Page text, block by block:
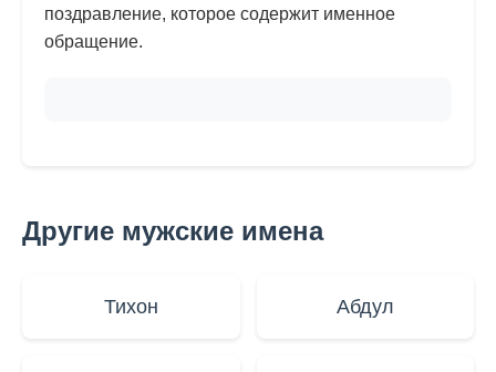
поздравление, которое содержит именное
обращение.
Другие мужские имена
Тихон Абдул